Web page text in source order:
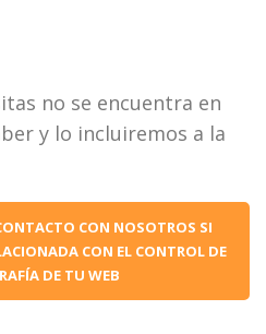
no se encuentra en
y lo incluiremos a la
CON NOSOTROS SI
CON EL CONTROL DE
DE TU WEB